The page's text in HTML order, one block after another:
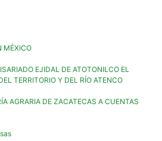
MÉXICO
EJIDAL DE ATOTONILCO EL
TERRITORIO Y DEL RÍO ATENCO
AGRARIA DE ZACATECAS A CUENTAS